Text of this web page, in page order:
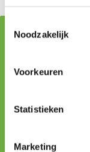
Noodzakelijk
Voorkeuren
Statistieken
Marketing
Vraag stellen